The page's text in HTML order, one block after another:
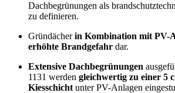
Dachbegrünungen als
zu definieren.
Gründächerin Kombination mit PV-
erhöhte Brandgefahr dar.
Extensive Dachbegrünungen
1131 werden gleichwertig zu einer 5
Kiesschicht unter PV-Anlagen